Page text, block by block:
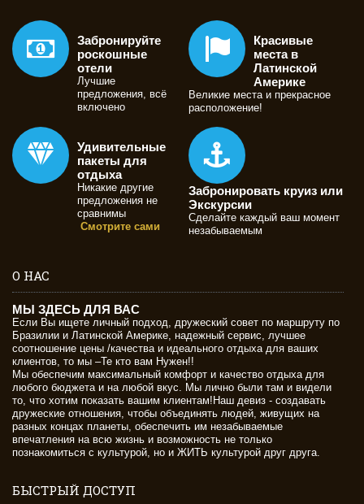
Забронируйте
роскошные
отели
Лучшие
предложения, всё
включено
Красивые
места в
Латинской
Америке
Великие места и прекрасное
расположение!
Удивительные
пакеты для
отдыха
Никакие другие
предложения не
сравнимы
Смотрите сами
Забронировать круиз или
Экскурсии
Сделайте каждый ваш момент
незабываемым
О НАС
МЫ ЗДЕСЬ ДЛЯ ВАС
Если Вы ищете личный подход, дружеский совет по маршруту по
Бразилии и Латинской Америке, надежный сервис, лучшее
соотношение цены /качества и идеального отдыха для ваших
клиентов, то мы –Те кто вам Нужен!!
Мы обеспечим максимальный комфорт и качество отдыха для
любого бюджета и на любой вкус. Мы лично были там и видели
то, что хотим показать вашим клиентам!Наш девиз - создавать
дружеские отношения, чтобы объединять людей, живущих на
разных концах планеты, обеспечить им незабываемые
впечатления на всю жизнь и возможность не только
познакомиться с культурой, но и ЖИТЬ культурой друг друга.
БЫСТРЫЙ ДОСТУП